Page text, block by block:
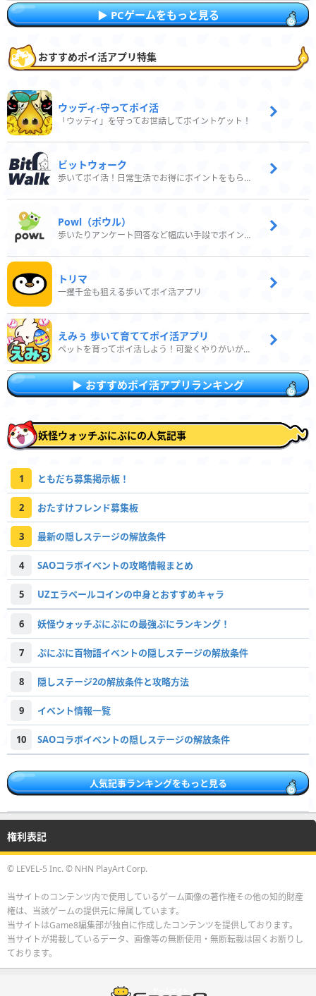
PCゲームをもっと見る
おすすめポイ活アプリ特集
ウッディ‐守ってポイ活
「ウッディ」を守ってお世話してポイントゲット！
ビットウォーク
歩いてポイ活！日常生活でお得にポイントをもらおう
Powl（ポウル）
歩いたりアンケート回答など幅広い手段でポイントをゲット
トリマ
一攫千金も狙える歩いてポイ活アプリ
えみぅ 歩いて育ててポイ活アプリ
ペットを育ってポイ活しよう！可愛くやりがいがある新感覚アプリ
おすすめポイ活アプリランキング
妖怪ウォッチぷにぷにの人気記事
1 ともだち募集掲示板！
2 おたすけフレンド募集板
3 最新の隠しステージの解放条件
4 SAOコラボイベントの攻略情報まとめ
5 UZエラベールコインの中身とおすすめキャラ
6 妖怪ウォッチぷにぷにの最強ぷにランキング！
7 ぷにぷに百物語イベントの隠しステージの解放条件
8 隠しステージ2の解放条件と攻略方法
9 イベント情報一覧
10 SAOコラボイベントの隠しステージの解放条件
人気記事ランキングをもっと見る
権利表記
© LEVEL-5 Inc. © NHN PlayArt Corp.
当サイトのコンテンツ内で使用しているゲーム画像の著作権その他の知的財産
権は、当該ゲームの提供元に帰属しています。
当サイトはGame8編集部が独自に作成したコンテンツを提供しております。
当サイトが掲載しているデータ、画像等の無断使用・無断転載は固くお断りし
ております。